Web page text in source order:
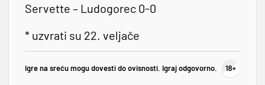
Servette – Ludogorec 0-0
* uzvrati su 22. veljače
Igre na sreću mogu dovesti do ovisnosti. Igraj odgovorno.